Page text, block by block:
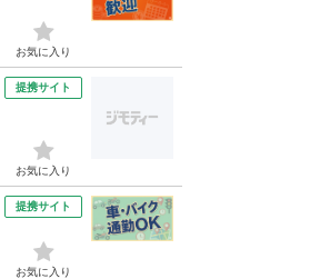
お気に入り
提携サイト
お気に入り
提携サイト
お気に入り